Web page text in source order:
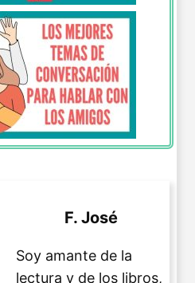
F. José
Soy amante de la
lectura y de los libros,